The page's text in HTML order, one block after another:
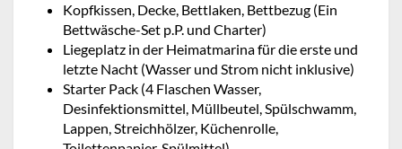
Kopfkissen, Decke, Bettlaken, Bettbezug (Ein
Bettwäsche-Set p.P. und Charter)
Liegeplatz in der Heimatmarina für die erste und
letzte Nacht (Wasser und Strom nicht inklusive)
Starter Pack (4 Flaschen Wasser,
Desinfektionsmittel, Müllbeutel, Spülschwamm,
Lappen, Streichhölzer, Küchenrolle,